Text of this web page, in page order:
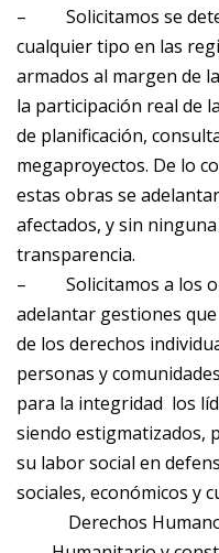
– Solicitamos se
cualquier tipo en las
armados al margen de
la participación real de
de planificación,
megaproyectos. De lo
estas obras se
afectados, y sin
transparencia.
– Solicitamos a los
adelantar gestiones
de los derechos
personas y
para la integridad los
siendo estigmatizados,
su labor social en
sociales, económicos y
Derechos